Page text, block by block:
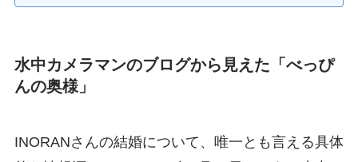
水中カメラマンのブログから見えた「べっぴ
んの奥様」
INORANさんの結婚について、唯一とも言える具体